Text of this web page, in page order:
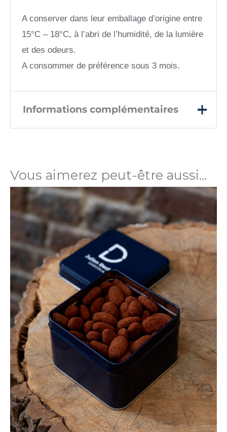
A conserver dans leur emballage d’origine entre
15°C – 18°C, à l’abri de l’humidité, de la lumière
et des odeurs.
A consommer de préférence sous 3 mois.
Informations complémentaires
Prix TTC au
kilo
83,33 €/Kg
Vous aimerez peut-être aussi…